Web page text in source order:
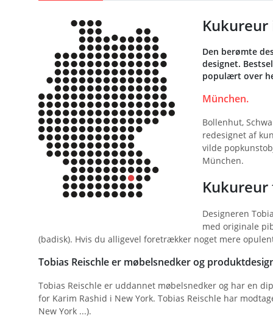
Den berømte
designet.
populært over
München.
Bollenhut,
redesignet af
vilde
München.
Kukureur
Designeren
med originale
(badisk). Hvis du alligevel foretrækker noget mere
Tobias Reischle er møbelsnedker og
Tobias Reischle er uddannet møbelsnedker og har en
for Karim Rashid i New York. Tobias Reischle har
New York ...).